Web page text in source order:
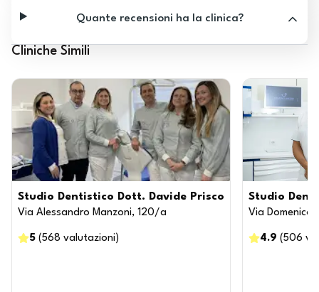
Quante recensioni ha la clinica?
Cliniche Simili
Studio Dentistico Dott. Davide Prisco
Via Alessandro Manzoni, 120/a
5 (568 valutazioni )
Studio
Via Domenico
4.9 (506